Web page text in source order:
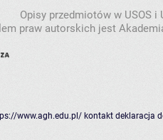
Opisy przedmiotów w USOS
praw autorskich jest
www.agh.edu.pl/ kontakt deklaracja